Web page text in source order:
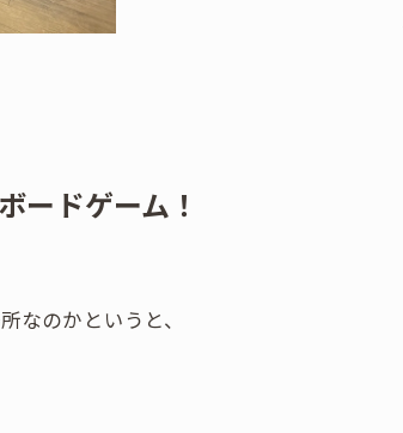
ードゲーム！
なのかというと、